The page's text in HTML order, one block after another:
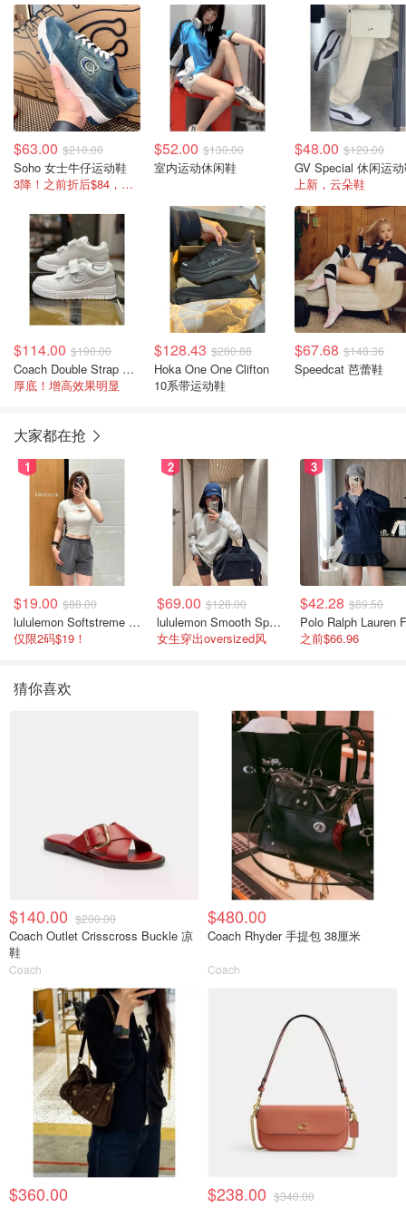
$63.00 $210.00
Soho 女士牛仔运动鞋
3降！之前折后$84，国内卖￥899
$52.00 $130.00
室内运动休闲鞋
$48.00 $120.00
GV Special 休闲运
上新，云朵鞋
$114.00 $190.00
Coach Double Strap Soho 休闲运动鞋
厚底！增高效果明显
$128.43 $280.88
Hoka One One Clifton
10系带运动鞋
$67.68 $148.36
Speedcat 芭蕾鞋
大家都在抢
1
$19.00 $88.00
lululemon Softstreme 女士高腰短裤 10cm
仅限2码$19！
2
$69.00 $128.00
lululemon Smooth Spacer 经典卫衣
女生穿出oversized风
3
$42.28 $89.50
之前$66.96
猜你喜欢
$140.00 $200.00
Coach Outlet Crisscross Buckle 凉
鞋
Coach
$480.00
Coach Rhyder 手提包 38厘米
Coach
$360.00 $238.00 $340.00